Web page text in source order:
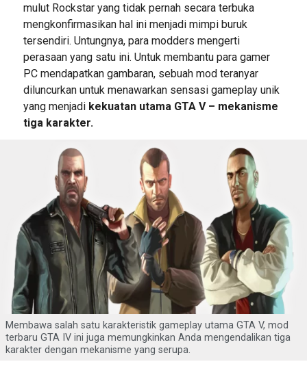
mulut Rockstar yang tidak pernah secara terbuka
mengkonfirmasikan hal ini menjadi mimpi buruk
tersendiri. Untungnya, para modders mengerti
perasaan yang satu ini. Untuk membantu para gamer
PC mendapatkan gambaran, sebuah mod teranyar
diluncurkan untuk menawarkan sensasi gameplay unik
yang menjadikekuatan utama GTA V – mekanisme
tiga karakter.
Membawa salah satu karakteristik gameplay utama GTA V, mod
terbaru GTA IV ini juga memungkinkan Anda mengendalikan tiga
karakter dengan mekanisme yang serupa.